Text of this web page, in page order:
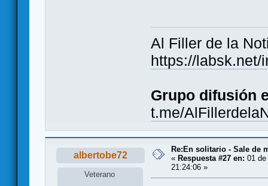
Al Filler de la
https://labsk.net/
Grupo difusión
t.me/
albertobe72
Veterano
Re:En solitario - Sale de
« Respuesta #27 en: 01 de
21:24:06 »